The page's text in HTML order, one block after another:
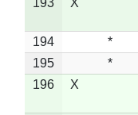
194 *
195
*
196
X